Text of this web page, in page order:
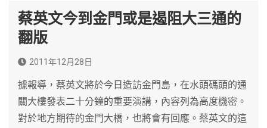
蔡英文今到金門或是遏阻大三通的
翻版
2011年12月28日
據報導，蔡英文將於今日造訪金門島，在水頭碼頭的通
關大樓發表二十分鐘的重要演講，內容列為高度機密。
對於地方期待的金門大橋，也將會有回應。蔡英文的這